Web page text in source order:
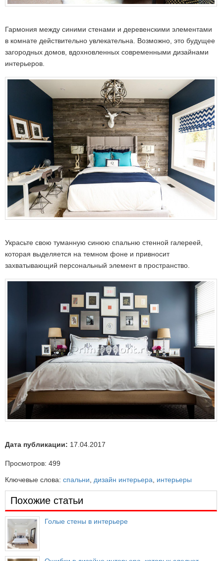
Гармония между синими стенами и деревенскими элементами
в комнате действительно увлекательна. Возможно, это будущее
загородных домов, вдохновленных современными дизайнами
интерьеров.
Украсьте свою туманную синюю спальню стенной галереей,
которая выделяется на темном фоне и привносит
захватывающий персональный элемент в пространство.
Дата публикации: 17.04.2017
Просмотров: 499
Ключевые слова: спальни, дизайн интерьера, интерьеры
Похожие статьи
Голые стены в интерьере